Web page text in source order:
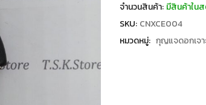
จำนวนสินค้า: มีสินค้าใน
SKU: CNXCE004
หมวดหมู่: กุญแจดอกเจา